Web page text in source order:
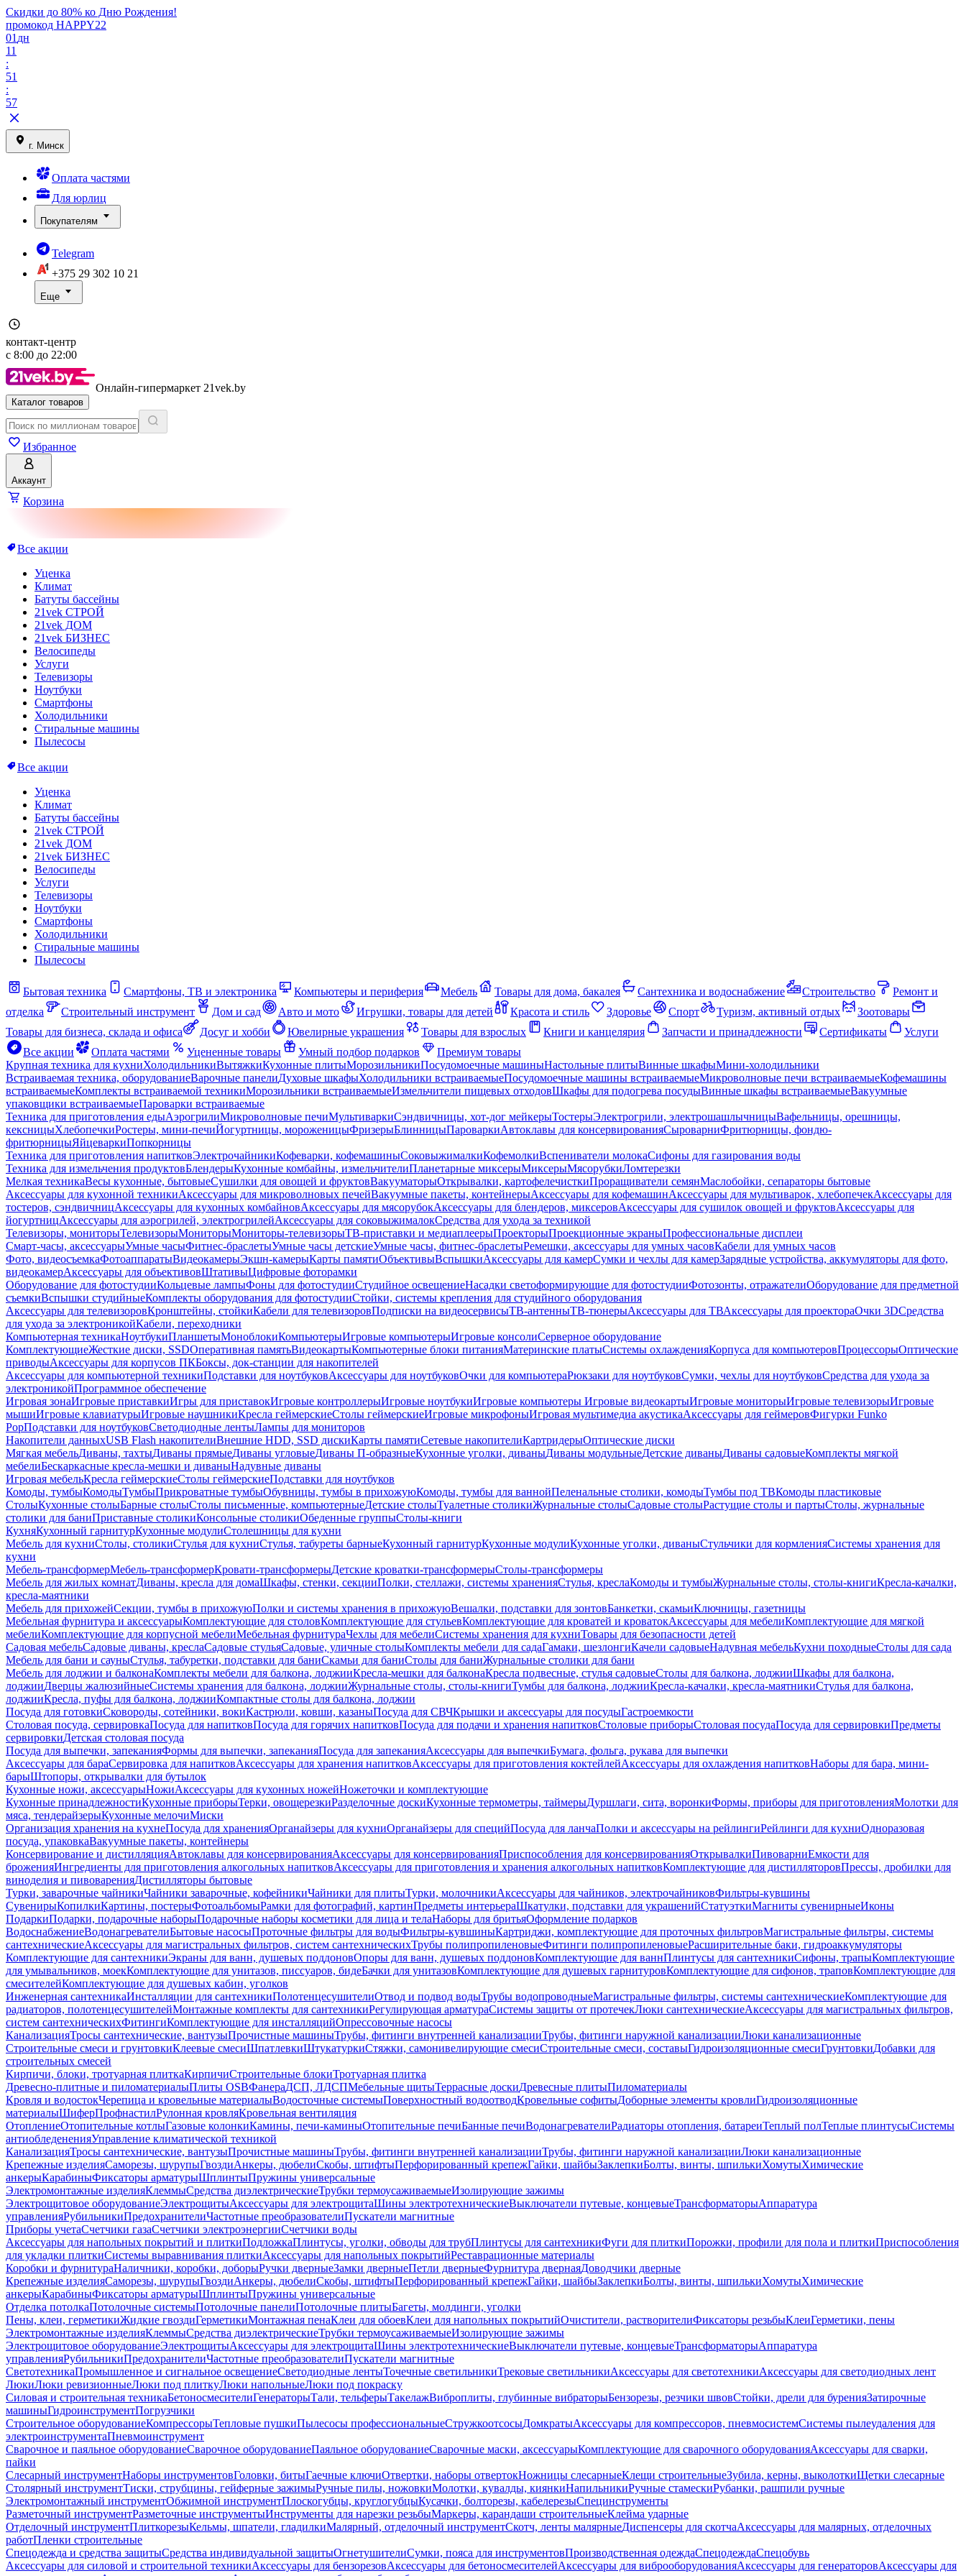
Скидки до 80% ко Дню Рождения!
промокод HAPPY22
01 дн
11
:
51
:
57
г. Минск
Оплата частями
Для юрлиц
Покупателям
Telegram
+375 29 302 10 21
Еще
контакт-центр
с 8:00 до 22:00
Онлайн-гипермаркет 21vek.by
Каталог товаров
Избранное
Аккаунт
Корзина
Все акции
Уценка
Климат
Батуты бассейны
21vek СТРОЙ
21vek ДОМ
21vek БИЗНЕС
Велосипеды
Услуги
Телевизоры
Ноутбуки
Смартфоны
Холодильники
Стиральные машины
Пылесосы
Все акции
Уценка
Климат
Батуты бассейны
21vek СТРОЙ
21vek ДОМ
21vek БИЗНЕС
Велосипеды
Услуги
Телевизоры
Ноутбуки
Смартфоны
Холодильники
Стиральные машины
Пылесосы
Бытовая техника Смартфоны, ТВ и электроника Компьютеры и периферия Мебель Товары для дома, бакалея Сантехника и водоснабжение Строительство
Ремонт и
отделка
Строительный инструмент Дом и сад Авто и мото Игрушки, товары для детей Красота и стиль Здоровье Спорт Туризм, активный отдых
Зоотовары
Товары для бизнеса, склада и офиса
Досуг и хобби Ювелирные украшения Товары для взрослых Книги и канцелярия Запчасти и принадлежности Сертификаты
Услуги
Все акции
Оплата частями Уцененные товары Умный подбор подарков
Премиум товары
Крупная техника для кухниХолодильникиВытяжкиКухонные плитыМорозильникиПосудомоечные машиныНастольные плитыВинные шкафыМини-холодильники
Встраиваемая техника, оборудованиеВарочные панелиДуховые шкафыХолодильники встраиваемыеПосудомоечные машины встраиваемыеМикроволновые печи встраиваемыеКофемашины
встраиваемыеКомплекты встраиваемой техникиМорозильники встраиваемыеИзмельчители пищевых отходовШкафы для подогрева посудыВинные шкафы встраиваемыеВакуумные
упаковщики встраиваемыеПароварки встраиваемые
Техника для приготовления едыАэрогрилиМикроволновые печиМультиваркиСэндвичницы, хот-дог мейкерыТостерыЭлектрогрили, электрошашлычницыВафельницы, орешницы,
кексницыХлебопечкиРостеры, мини-печиЙогуртницы, мороженицыФризерыБлинницыПароваркиАвтоклавы для консервированияСыроварниФритюрницы, фондю-
фритюрницыЯйцеваркиПопкорницы
Техника для приготовления напитковЭлектрочайникиКофеварки, кофемашиныСоковыжималкиКофемолкиВспениватели молокаСифоны для газирования воды
Техника для измельчения продуктовБлендерыКухонные комбайны, измельчителиПланетарные миксерыМиксерыМясорубкиЛомтерезки
Мелкая техникаВесы кухонные, бытовыеСушилки для овощей и фруктовВакууматорыОткрывалки, картофелечисткиПроращиватели семянМаслобойки, сепараторы бытовые
Аксессуары для кухонной техникиАксессуары для микроволновых печейВакуумные пакеты, контейнерыАксессуары для кофемашинАксессуары для мультиварок, хлебопечекАксессуары для
тостеров, сэндвичницАксессуары для кухонных комбайновАксессуары для мясорубокАксессуары для блендеров, миксеровАксессуары для сушилок овощей и фруктовАксессуары для
йогуртницАксессуары для аэрогрилей, электрогрилейАксессуары для соковыжималокСредства для ухода за техникой
Телевизоры, мониторыТелевизорыМониторыМониторы-телевизорыТВ-приставки и медиаплеерыПроекторыПроекционные экраныПрофессиональные дисплеи
Смарт-часы, аксессуарыУмные часыФитнес-браслетыУмные часы детскиеУмные часы, фитнес-браслетыРемешки, аксессуары для умных часовКабели для умных часов
Фото, видеосъемкаФотоаппаратыВидеокамерыЭкшн-камерыКарты памятиОбъективыВспышкиАксессуары для камерСумки и чехлы для камерЗарядные устройства, аккумуляторы для фото,
видеокамерАксессуары для объективовШтативыЦифровые фоторамки
Оборудование для фотостудииКольцевые лампыФоны для фотостудииСтудийное освещениеНасадки светоформирующие для фотостудииФотозонты, отражателиОборудование для предметной
съемкиВспышки студийныеКомплекты оборудования для фотостудииСтойки, системы крепления для студийного оборудования
Аксессуары для телевизоровКронштейны, стойкиКабели для телевизоровПодписки на видеосервисыТВ-антенныТВ-тюнерыАксессуары для ТВАксессуары для проектораОчки 3DСредства
для ухода за электроникойКабели, переходники
Компьютерная техникаНоутбукиПланшетыМоноблокиКомпьютерыИгровые компьютерыИгровые консолиСерверное оборудование
КомплектующиеЖесткие диски, SSDОперативная памятьВидеокартыКомпьютерные блоки питанияМатеринские платыСистемы охлажденияКорпуса для компьютеровПроцессорыОптические
приводыАксессуары для корпусов ПКБоксы, док-станции для накопителей
Аксессуары для компьютерной техникиПодставки для ноутбуковАксессуары для ноутбуковОчки для компьютераРюкзаки для ноутбуковСумки, чехлы для ноутбуковСредства для ухода за
электроникойПрограммное обеспечение
Игровая зонаИгровые приставкиИгры для приставокИгровые контроллерыИгровые ноутбукиИгровые компьютеры Игровые видеокартыИгровые мониторыИгровые телевизорыИгровые
мышиИгровые клавиатурыИгровые наушникиКресла геймерскиеСтолы геймерскиеИгровые микрофоныИгровая мультимедиа акустикаАксессуары для геймеровФигурки Funko
PopПодставки для ноутбуковСветодиодные лентыЛампы для мониторов
Накопители данныхUSB Flash накопителиВнешние HDD, SSD дискиКарты памятиСетевые накопителиКартридерыОптические диски
Мягкая мебельДиваны, тахтыДиваны прямыеДиваны угловыеДиваны П-образныеКухонные уголки, диваныДиваны модульныеДетские диваныДиваны садовыеКомплекты мягкой
мебелиБескаркасные кресла-мешки и диваныНадувные диваны
Игровая мебельКресла геймерскиеСтолы геймерскиеПодставки для ноутбуков
Комоды, тумбыКомодыТумбыПрикроватные тумбыОбувницы, тумбы в прихожуюКомоды, тумбы для ваннойПеленальные столики, комодыТумбы под ТВКомоды пластиковые
СтолыКухонные столыБарные столыСтолы письменные, компьютерныеДетские столыТуалетные столикиЖурнальные столыСадовые столыРастущие столы и партыСтолы, журнальные
столики для баниПриставные столикиКонсольные столикиОбеденные группыСтолы-книги
КухняКухонный гарнитурКухонные модулиСтолешницы для кухни
Мебель для кухниСтолы, столикиСтулья для кухниСтулья, табуреты барныеКухонный гарнитурКухонные модулиКухонные уголки, диваныСтульчики для кормленияСистемы хранения для
кухни
Мебель-трансформерМебель-трансформерКровати-трансформерыДетские кроватки-трансформерыСтолы-трансформеры
Мебель для жилых комнатДиваны, кресла для домаШкафы, стенки, секцииПолки, стеллажи, системы храненияСтулья, креслаКомоды и тумбыЖурнальные столы, столы-книгиКресла-качалки,
кресла-маятники
Мебель для прихожейСекции, тумбы в прихожуюПолки и системы хранения в прихожуюВешалки, подставки для зонтовБанкетки, скамьиКлючницы, газетницы
Мебельная фурнитура и аксессуарыКомплектующие для столовКомплектующие для стульевКомплектующие для кроватей и кроватокАксессуары для мебелиКомплектующие для мягкой
мебелиКомплектующие для корпусной мебелиМебельная фурнитураЧехлы для мебелиСистемы хранения для кухниТовары для безопасности детей
Садовая мебельСадовые диваны, креслаСадовые стульяСадовые, уличные столыКомплекты мебели для садаГамаки, шезлонгиКачели садовыеНадувная мебельКухни походныеСтолы для сада
Мебель для бани и сауныСтулья, табуретки, подставки для баниСкамьи для баниСтолы для баниЖурнальные столики для бани
Мебель для лоджии и балконаКомплекты мебели для балкона, лоджииКресла-мешки для балконаКресла подвесные, стулья садовыеСтолы для балкона, лоджииШкафы для балкона,
лоджииДверцы жалюзийныеСистемы хранения для балкона, лоджииЖурнальные столы, столы-книгиТумбы для балкона, лоджииКресла-качалки, кресла-маятникиСтулья для балкона,
лоджииКресла, пуфы для балкона, лоджииКомпактные столы для балкона, лоджии
Посуда для готовкиСковороды, сотейники, вокиКастрюли, ковши, казаныПосуда для СВЧКрышки и аксессуары для посудыГастроемкости
Столовая посуда, сервировкаПосуда для напитковПосуда для горячих напитковПосуда для подачи и хранения напитковСтоловые приборыСтоловая посудаПосуда для сервировкиПредметы
сервировкиДетская столовая посуда
Посуда для выпечки, запеканияФормы для выпечки, запеканияПосуда для запеканияАксессуары для выпечкиБумага, фольга, рукава для выпечки
Аксессуары для бараСервировка для напитковАксессуары для хранения напитковАксессуары для приготовления коктейлейАксессуары для охлаждения напитковНаборы для бара, мини-
барыШтопоры, открывалки для бутылок
Кухонные ножи, аксессуарыНожиАксессуары для кухонных ножейНожеточки и комплектующие
Кухонные принадлежностиКухонные приборыТерки, овощерезкиРазделочные доскиКухонные термометры, таймерыДуршлаги, сита, воронкиФормы, приборы для приготовленияМолотки для
мяса, тендерайзерыКухонные мелочиМиски
Организация хранения на кухнеПосуда для храненияОрганайзеры для кухниОрганайзеры для специйПосуда для ланчаПолки и аксессуары на рейлингиРейлинги для кухниОдноразовая
посуда, упаковкаВакуумные пакеты, контейнеры
Консервирование и дистилляцияАвтоклавы для консервированияАксессуары для консервированияПриспособления для консервированияОткрывалкиПивоварниЕмкости для
броженияИнгредиенты для приготовления алкогольных напитковАксессуары для приготовления и хранения алкогольных напитковКомплектующие для дистилляторовПрессы, дробилки для
виноделия и пивоваренияДистилляторы бытовые
Турки, заварочные чайникиЧайники заварочные, кофейникиЧайники для плитыТурки, молочникиАксессуары для чайников, электрочайниковФильтры-кувшины
СувенирыКопилкиКартины, постерыФотоальбомыРамки для фотографий, картинПредметы интерьераШкатулки, подставки для украшенийСтатуэткиМагниты сувенирныеИконы
ПодаркиПодарки, подарочные наборыПодарочные наборы косметики для лица и телаНаборы для бритьяОформление подарков
ВодоснабжениеВодонагревателиБытовые насосыПроточные фильтры для водыФильтры-кувшиныКартриджи, комплектующие для проточных фильтровМагистральные фильтры, системы
сантехническиеАксессуары для магистральных фильтров, систем сантехническихТрубы полипропиленовыеФитинги полипропиленовыеРасширительные баки, гидроаккумуляторы
Комплектующие для сантехникиЭкраны для ванн, душевых поддоновОпоры для ванн, душевых поддоновКомплектующие для ваннПлинтусы для сантехникиСифоны, трапыКомплектующие
для умывальников, моекКомплектующие для унитазов, писсуаров, бидеБачки для унитазовКомплектующие для душевых гарнитуровКомплектующие для сифонов, траповКомплектующие для
смесителейКомплектующие для душевых кабин, уголков
Инженерная сантехникаИнсталляции для сантехникиПолотенцесушителиОтвод и подвод водыТрубы водопроводныеМагистральные фильтры, системы сантехническиеКомплектующие для
радиаторов, полотенцесушителейМонтажные комплекты для сантехникиРегулирующая арматураСистемы защиты от протечекЛюки сантехническиеАксессуары для магистральных фильтров,
систем сантехническихФитингиКомплектующие для инсталляцийОпрессовочные насосы
КанализацияТросы сантехнические, вантузыПрочистные машиныТрубы, фитинги внутренней канализацииТрубы, фитинги наружной канализацииЛюки канализационные
Строительные смеси и грунтовкиКлеевые смесиШпатлевкиШтукатуркиСтяжки, самонивелирующие смесиСтроительные смеси, составыГидроизоляционные смесиГрунтовкиДобавки для
строительных смесей
Кирпичи, блоки, тротуарная плиткаКирпичиСтроительные блокиТротуарная плитка
Древесно-плитные и пиломатериалыПлиты OSBФанераДСП, ЛДСПМебельные щитыТеррасные доскиДревесные плитыПиломатериалы
Кровля и водостокЧерепица и кровельные материалыВодосточные системыПоверхностный водоотводКровельные софитыДоборные элементы кровлиГидроизоляционные
материалыШиферПрофнастилРулонная кровляКровельная вентиляция
ОтоплениеОтопительные котлыГазовые колонкиКамины, печи-каминыОтопительные печиБанные печиВодонагревателиРадиаторы отопления, батареиТеплый полТеплые плинтусыСистемы
антиобледененияУправление климатической техникой
КанализацияТросы сантехнические, вантузыПрочистные машиныТрубы, фитинги внутренней канализацииТрубы, фитинги наружной канализацииЛюки канализационные
Крепежные изделияСаморезы, шурупыГвоздиАнкеры, дюбелиСкобы, штифтыПерфорированный крепежГайки, шайбыЗаклепкиБолты, винты, шпилькиХомутыХимические
анкерыКарабиныФиксаторы арматурыШплинтыПружины универсальные
Электромонтажные изделияКлеммыСредства диэлектрическиеТрубки термоусаживаемыеИзолирующие зажимы
Электрощитовое оборудованиеЭлектрощитыАксессуары для электрощитаШины электротехническиеВыключатели путевые, концевыеТрансформаторыАппаратура
управленияРубильникиПредохранителиЧастотные преобразователиПускатели магнитные
Приборы учетаСчетчики газаСчетчики электроэнергииСчетчики воды
Аксессуары для напольных покрытий и плиткиПодложкаПлинтусы, уголки, обводы для трубПлинтусы для сантехникиФуги для плиткиПорожки, профили для пола и плиткиПриспособления
для укладки плиткиСистемы выравнивания плиткиАксессуары для напольных покрытийРеставрационные материалы
Коробки и фурнитураНаличники, коробки, доборыРучки дверныеЗамки дверныеПетли дверныеФурнитура двернаяДоводчики дверные
Крепежные изделияСаморезы, шурупыГвоздиАнкеры, дюбелиСкобы, штифтыПерфорированный крепежГайки, шайбыЗаклепкиБолты, винты, шпилькиХомутыХимические
анкерыКарабиныФиксаторы арматурыШплинтыПружины универсальные
Отделка потолкаПотолочные системыПотолочные панелиПотолочные плитыБагеты, молдинги, уголки
Пены, клеи, герметикиЖидкие гвоздиГерметикиМонтажная пенаКлеи для обоевКлеи для напольных покрытийОчистители, растворителиФиксаторы резьбыКлеиГерметики, пены
Электромонтажные изделияКлеммыСредства диэлектрическиеТрубки термоусаживаемыеИзолирующие зажимы
Электрощитовое оборудованиеЭлектрощитыАксессуары для электрощитаШины электротехническиеВыключатели путевые, концевыеТрансформаторыАппаратура
управленияРубильникиПредохранителиЧастотные преобразователиПускатели магнитные
СветотехникаПромышленное и сигнальное освещениеСветодиодные лентыТочечные светильникиТрековые светильникиАксессуары для светотехникиАксессуары для светодиодных лент
ЛюкиЛюки ревизионныеЛюки под плиткуЛюки напольныеЛюки под покраску
Силовая и строительная техникаБетоносмесителиГенераторыТали, тельферыТакелажВиброплиты, глубинные вибраторыБензорезы, резчики швовСтойки, дрели для буренияЗатирочные
машиныГидроинструментПогрузчики
Строительное оборудованиеКомпрессорыТепловые пушкиПылесосы профессиональныеСтружкоотсосыДомкратыАксессуары для компрессоров, пневмосистемСистемы пылеудаления для
электроинструментаПневмоинструмент
Сварочное и паяльное оборудованиеСварочное оборудованиеПаяльное оборудованиеСварочные маски, аксессуарыКомплектующие для сварочного оборудованияАксессуары для сварки,
пайки
Слесарный инструментНаборы инструментовГоловки, битыГаечные ключиОтвертки, наборы отвертокНожницы слесарныеКлещи строительныеЗубила, керны, выколоткиЩетки слесарные
Столярный инструментТиски, струбцины, гейферные зажимыРучные пилы, ножовкиМолотки, кувалды, киянкиНапильникиРучные стамескиРубанки, рашпили ручные
Электромонтажный инструментОбжимной инструментПлоскогубцы, круглогубцыКусачки, болторезы, кабелерезыСпецинструменты
Разметочный инструментРазметочные инструментыИнструменты для нарезки резьбыМаркеры, карандаши строительныеКлейма ударные
Отделочный инструментПлиткорезыКельмы, шпатели, гладилкиМалярный, отделочный инструментСкотч, ленты малярныеДиспенсеры для скотчаАксессуары для малярных, отделочных
работПленки строительные
Спецодежда и средства защитыСредства индивидуальной защитыОгнетушителиСумки, пояса для инструментовПроизводственная одеждаСпецодеждаСпецобувь
Аксессуары для силовой и строительной техникиАксессуары для бензорезовАксессуары для бетоносмесителейАксессуары для виброоборудованияАксессуары для генераторовАксессуары для